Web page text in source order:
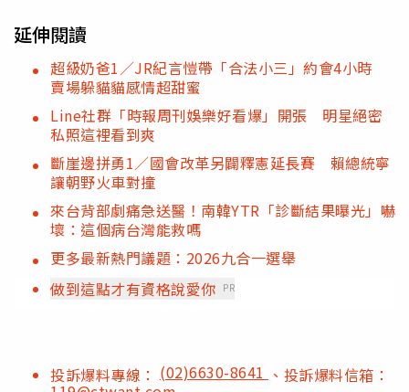
延伸閱讀
超級奶爸1／JR紀言愷帶「合法小三」約會4小時
賣場躲貓貓感情超甜蜜
Line社群「時報周刊娛樂好看爆」開張 明星絕密
私照這裡看到爽
斷崖邊拼勇1／國會改革另闢釋憲延長賽 賴總統寧
讓朝野火車對撞
來台背部劇痛急送醫！南韓YTR「診斷結果曝光」嚇
壞：這個病台灣能救嗎
更多最新熱門議題：2026九合一選舉
做到這點才有資格說愛你 PR
投訴爆料專線： (02)6630-8641 、投訴爆料信箱：